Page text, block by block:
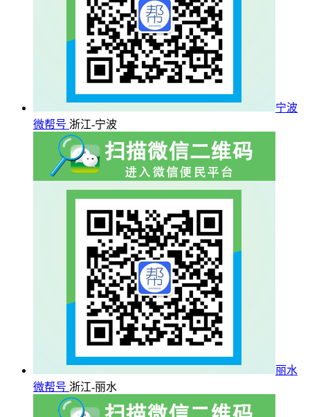
宁波
微帮号 浙江-宁波
丽水
微帮号 浙江-丽水